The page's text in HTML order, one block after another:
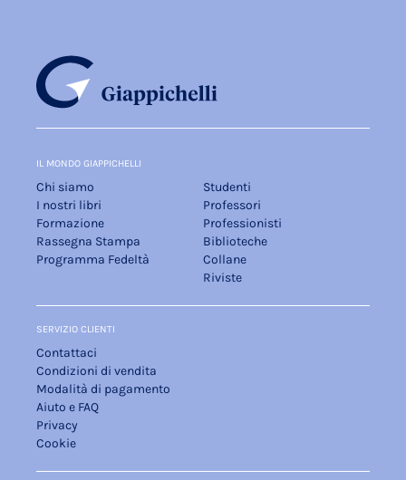
IL MONDO GIAPPICHELLI
Chi siamo
I nostri libri
Formazione
Rassegna Stampa
Programma Fedeltà
Studenti
Professori
Professionisti
Biblioteche
Collane
Riviste
SERVIZIO CLIENTI
Contattaci
Condizioni di vendita
Modalità di pagamento
Aiuto e FAQ
Privacy
Cookie